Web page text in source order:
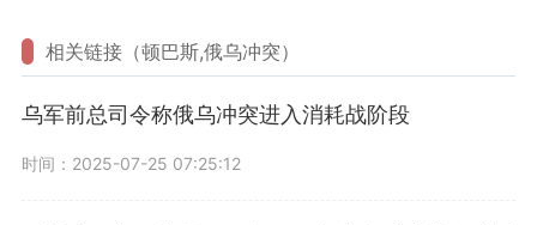
相关链接（顿巴斯,俄乌冲突）
乌军前总司令称俄乌冲突进入消耗战阶段
时间：2025-07-25 07:25:12